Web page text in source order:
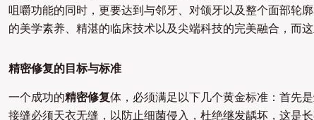
咀嚼功能的同时，更要达到与邻牙、对颌牙以及整个面部轮
的美学素养、精湛的临床技术以及尖端科技的完美融合，而
精密修复的目标与标准
一个成功的精密修复体，必须满足以下几个黄金标准：首先是
接缝必须天衣无缝，以防止细菌侵入，杜绝继发龋坏，这是